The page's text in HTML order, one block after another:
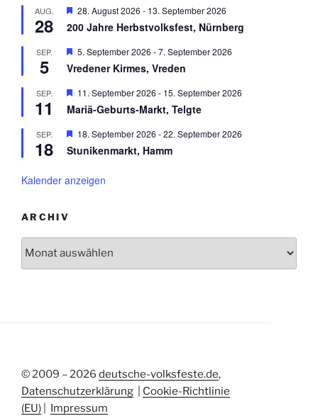
e
n
e
h
o
e
o
r
e
h
o
e
AUG.
28
H
r
o
r
e
h
o
e
28. August 2026 - 13. September 2026
200 Jahre Herbstvolksfest, Nürnberg
SEP.
5
H
r
o
r
e
h
o
n
5. September 2026 -7. September 2026
Vredener Kirmes, Vreden
SEP.
11
H
r
o
r
h
11. September 2026 - 15. September 2026
Mariä-Geburts-Markt, Telgte
SEP.
18
H
r
o
o
e
n
18. September 2026 -22. September 2026
Stunikenmarkt, Hamm
Kalender anzeigen
ARCHIV
© 2009 – 2026 deutsche-volksfeste.de,
Datenschutzerklärung
Cookie-Richtlinie
(EU)
Impressum